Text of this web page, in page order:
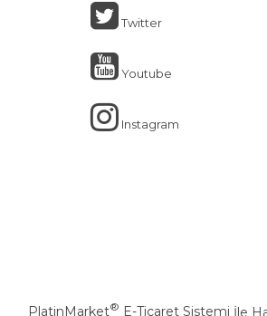
Twitter
Youtube
Instagram
PlatinMarket® E-Ticaret Sistemi İle